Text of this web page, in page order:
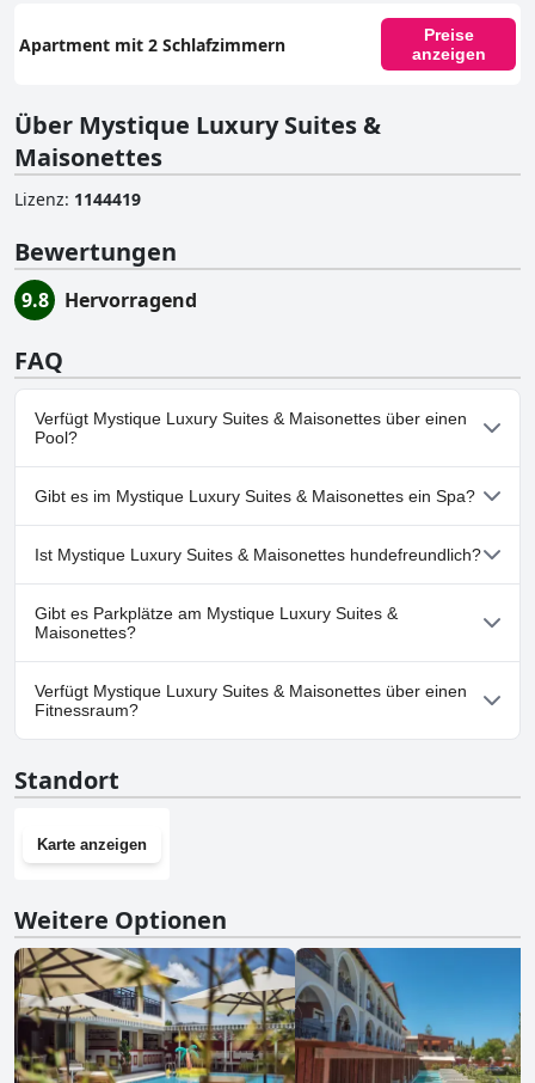
Apartment mit 2 Schlafzimmern
Preise
anzeigen
Über Mystique Luxury Suites &
Maisonettes
Lizenz: 1144419
Bewertungen
9.8 Hervorragend
FAQ
Verfügt Mystique Luxury Suites & Maisonettes über einen
Pool?
Ja, Mystique Luxury Suites & Maisonettes hat Pools, die zu einer
oder mehreren der folgenden Kategorien gehören: Außenpool.
Gibt es im Mystique Luxury Suites & Maisonettes ein Spa?
Nein, ein Spa ist im Mystique Luxury Suites & Maisonettes nicht
vorhanden.
Ist Mystique Luxury Suites & Maisonettes hundefreundlich?
Nein, Mystique Luxury Suites & Maisonettes erlaubt keine
Hunde.
Gibt es Parkplätze am Mystique Luxury Suites &
Maisonettes?
Ja, Parkmöglichkeiten sind im Mystique Luxury Suites &
Maisonettes vorhanden.
Verfügt Mystique Luxury Suites & Maisonettes über einen
Fitnessraum?
Fitnessraum.
Standort
Karte anzeigen
Weitere Optionen